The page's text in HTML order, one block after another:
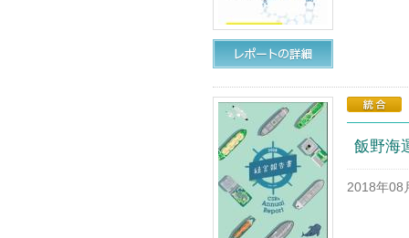
飯野海
2018年08